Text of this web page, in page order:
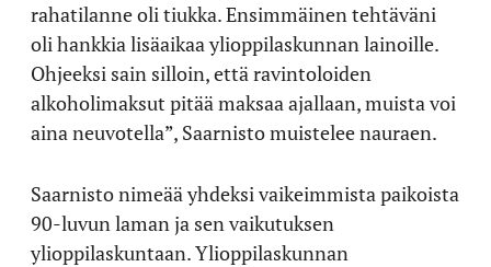
rahatilanne oli tiukka. Ensimmäinen tehtäväni
oli hankkia lisäaikaa ylioppilaskunnan lainoille.
Ohjeeksi sain silloin, että ravintoloiden
alkoholimaksut pitää maksaa ajallaan, muista voi
aina neuvotella”, Saarnisto muistelee nauraen.
Saarnisto nimeää yhdeksi vaikeimmista paikoista
90-luvun laman ja sen vaikutuksen
ylioppilaskuntaan. Ylioppilaskunnan